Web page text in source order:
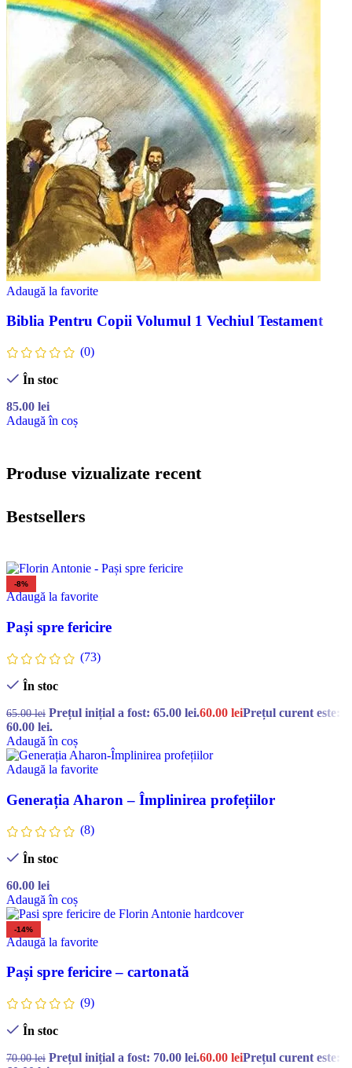
Adaugă la favorite
Biblia Pentru Copii Volumul 1 Vechiul Testament
(0)
În stoc
85.00 lei
Adaugă în coș
Produse vizualizate recent
Bestsellers
-8%
Adaugă la favorite
Pași spre fericire
(73)
În stoc
65.00lei Prețul inițial a fost: 65.00 lei.60.00 leiPrețul curent este:
60.00 lei.
Adaugă în coș
Adaugă la favorite
Generația Aharon – Împlinirea profețiilor
(8)
În stoc
60.00 lei
Adaugă în coș
-14%
Adaugă la favorite
Pași spre fericire – cartonată
(9)
În stoc
70.00lei Prețul inițial a fost: 70.00 lei.60.00 leiPrețul curent este: